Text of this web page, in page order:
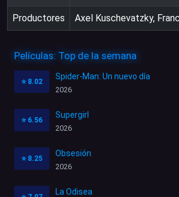
Productores Axel Kuschevatzky,
Películas: Top de la semana
⭐ 8.02
Spider-Man: Un nuevo día
2026
⭐ 6.56
Supergirl
2026
⭐ 8.25
Obsesión
2026
La Odisea